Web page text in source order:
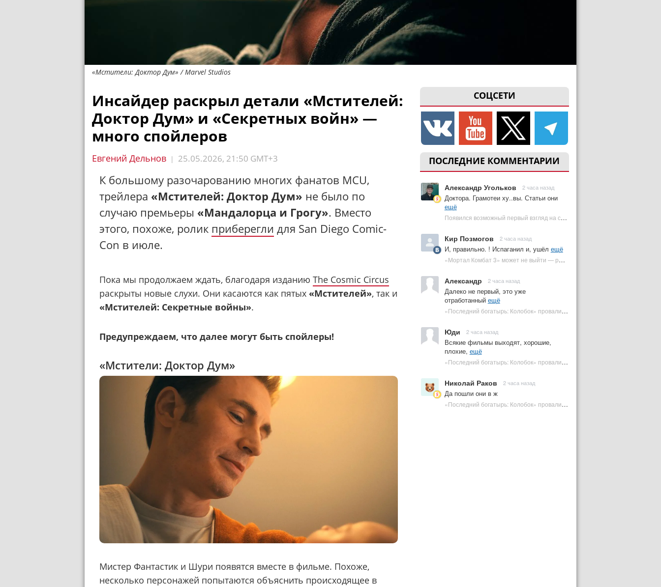
«Мстители: Доктор Дум» / Marvel Studios
СОЦСЕТИ
ПОСЛЕДНИЕ КОММЕНТАРИИ
Александр Угольков 2 часа назад
Доктора. Грамотеи ху..вы. Статьи они
ещё
Появился возможный первый взгляд на союзника Доктор Дума из «Мстителей 5» | Plugged In Ru
Кир Позмогов 2 часа назад
И, правильно. ! Испаганил и, ушёл ещё
«Мортал Комбат 3» может не выйти — режиссер переходит на другой проект | Plugged In Ru
Александр 2 часа назад
Далеко не первый, это уже
отработанный ещё
«Последний богатырь: Колобок» провалился в прокате — сборы за первые выходные | Plugged In Ru
Юди 2 часа назад
Всякие фильмы выходят, хорошие,
плохие, ещё
«Последний богатырь: Колобок» провалился в прокате — сборы за первые выходные | Plugged In Ru
Николай Раков 2 часа назад
Да пошли они в ж
«Последний богатырь: Колобок» провалился в прокате — сборы за первые выходные | Plugged In Ru
Инсайдер раскрыл детали «Мстителей:
Доктор Дум» и «Секретных войн» —
много спойлеров
Евгений Дельнов | 25.05.2026, 21:50 GMT+3
К большому разочарованию многих фанатов MCU,
трейлера «Мстителей: Доктор Дум» не было по
случаю премьеры «Мандалорца и Грогу». Вместо
этого, похоже, ролик приберегли для San Diego Comic-
Con в июле.
Пока мы продолжаем ждать, благодаря изданию The Cosmic Circus
раскрыты новые слухи. Они касаются как пятых «Мстителей», так и
«Мстителей: Секретные войны».
Предупреждаем, что далее могут быть спойлеры!
«Мстители: Доктор Дум»
Мистер Фантастик и Шури появятся вместе в фильме. Похоже,
несколько персонажей попытаются объяснить происходящее в